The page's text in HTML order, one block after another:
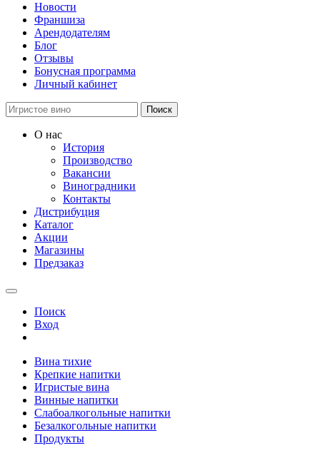
Новости
Франшиза
Арендодателям
Блог
Отзывы
Бонусная программа
Личный кабинет
Поиск
О нас
История
Производство
Вакансии
Виноградники
Контакты
Дистрибуция
Каталог
Акции
Магазины
Предзаказ
Поиск
Вход
Вина тихие
Крепкие напитки
Игристые вина
Винные напитки
Слабоалкогольные напитки
Безалкогольные напитки
Продукты